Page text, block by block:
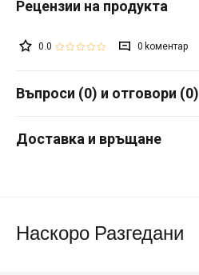
0.0 0
Въпроси (0) и отговори (0)
Доставка и връщане
Наскоро Разгедани